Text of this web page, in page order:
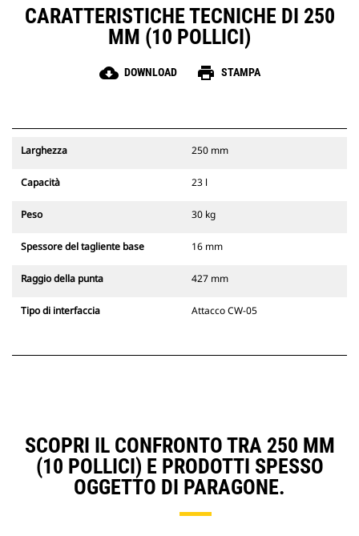
CARATTERISTICHE TECNICHE DI 250
MM (10 POLLICI)
cloud_download DOWNLOAD print STAMPA
Larghezza 250 mm
Capacità 23 l
Peso 30 kg
Spessore del tagliente base 16 mm
Raggio della punta 427 mm
Tipo di interfaccia Attacco CW-05
SCOPRI IL CONFRONTO TRA 250 MM
(10 POLLICI) E PRODOTTI SPESSO
OGGETTO DI PARAGONE.